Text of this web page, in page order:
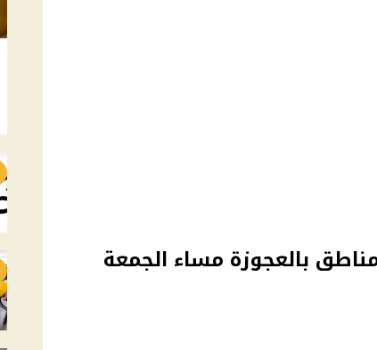
عن مناطق بالعجوزة مساء الجمعة